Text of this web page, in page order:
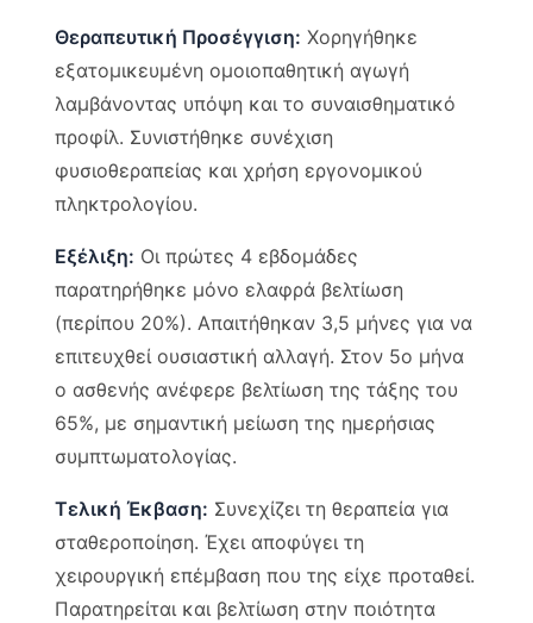
Θεραπευτική Προσέγγιση: Χορηγήθηκε
εξατομικευμένη ομοιοπαθητική αγωγή
λαμβάνοντας υπόψη και το συναισθηματικό
προφίλ. Συνιστήθηκε συνέχιση
φυσιοθεραπείας και χρήση εργονομικού
πληκτρολογίου.
Εξέλιξη: Οι πρώτες 4 εβδομάδες
παρατηρήθηκε μόνο ελαφρά βελτίωση
(περίπου 20%). Απαιτήθηκαν 3,5 μήνες για να
επιτευχθεί ουσιαστική αλλαγή. Στον 5ο μήνα
ο ασθενής ανέφερε βελτίωση της τάξης του
65%, με σημαντική μείωση της ημερήσιας
συμπτωματολογίας.
Τελική Έκβαση: Συνεχίζει τη θεραπεία για
σταθεροποίηση. Έχει αποφύγει τη
χειρουργική επέμβαση που της είχε προταθεί.
Παρατηρείται και βελτίωση στην ποιότητα